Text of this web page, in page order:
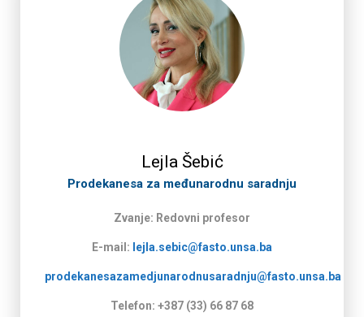
Lejla Šebić
Prodekanesa za međunarodnu saradnju​
Zvanje: Redovni profesor
E-mail: lejla.sebic@fasto.unsa.ba
prodekanesazamedjunarodnusaradnju@fasto.unsa.ba
Telefon: +387 (33) 66 87 68